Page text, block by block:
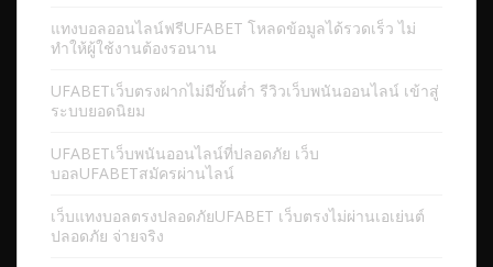
แทงบอลออนไลน์ฟรีUFABET โหลดข้อมูลได้รวดเร็ว ไม่
ทำให้ผู้ใช้งานต้องรอนาน
UFABETเว็บตรงฝากไม่มีขั้นต่ำ รีวิวเว็บพนันออนไลน์ เข้าสู่
ระบบยอดนิยม
UFABETเว็บพนันออนไลน์ที่ปลอดภัย เว็บ
บอลUFABETสมัครผ่านไลน์
เว็บแทงบอลตรงปลอดภัยUFABET เว็บตรงไม่ผ่านเอเย่นต์
ปลอดภัย จ่ายจริง